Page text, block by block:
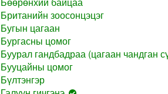
Британийн зоосонцэцэг
Бугын цагаан
Бургасны цомог
Буурал гандбадраа (цагаан чандган
Бууцайны цомог
Бүлтэнгэр